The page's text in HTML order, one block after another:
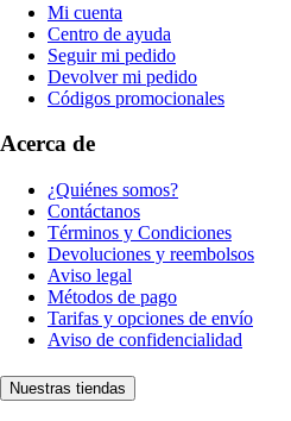
Mi cuenta
Centro de ayuda
Seguir mi pedido
Devolver mi pedido
Códigos promocionales
Acerca de
¿Quiénes somos?
Contáctanos
Términos y Condiciones
Devoluciones y reembolsos
Aviso legal
Métodos de pago
Tarifas y opciones de envío
Aviso de confidencialidad
Nuestras tiendas